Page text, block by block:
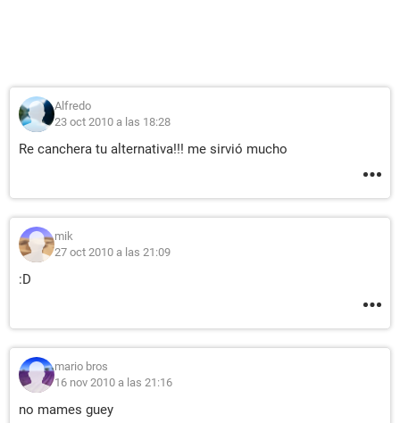
Alfredo
23 oct 2010 a las 18:28
Re canchera tu alternativa!!! me sirvió mucho
mik
27 oct 2010 a las 21:09
:D
mario bros
16 nov 2010 a las 21:16
no mames guey